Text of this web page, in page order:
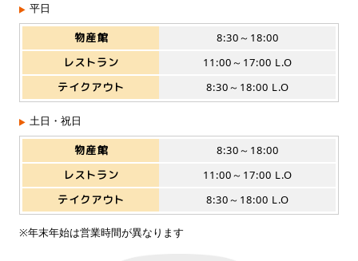
平日
物産館
8:30～18:00
レストラン
11:00～17:00 L.O
テイクアウト
8:30～18:00 L.O
土日・祝日
物産館
8:30～18:00
レストラン
11:00～17:00 L.O
テイクアウト
8:30～18:00 L.O
※年末年始は営業時間が異なります